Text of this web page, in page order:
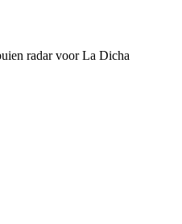
radar voor La Dicha